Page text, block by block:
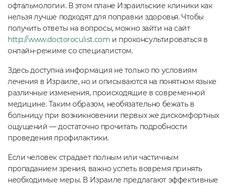
офтальмологии. В этом плане Израильские клиники как
нельзя лучше подходят для поправки здоровья. Чтобы
получить ответы на вопросы, можно зайти на сайт
http://www.doctoroculist.com и проконсультироваться в
онлайн-режиме со специалистом.
Здесь доступна информация не только по условиям
лечения в Израиле, но и описываются на понятном языке
различные изменения, происходящие в современной
медицине. Таким образом, необязательно бежать в
больницу при возникновении первых же дискомфортных
ощущений — достаточно прочитать подробности
проведения профилактики.
Если человек страдает полным или частичным
пропаданием зрения, важно успеть вовремя принять
необходимые меры. В Израиле предлагают эффективные